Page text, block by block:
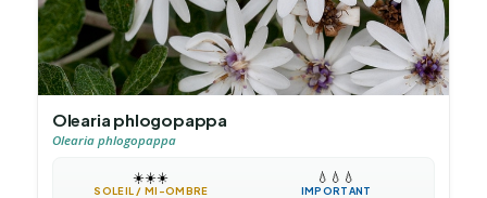
Olearia phlogopappa
Olearia phlogopappa
☀️☀️☀️
SOLEIL / MI-OMBRE
💧 💧 💧
IMPORTANT